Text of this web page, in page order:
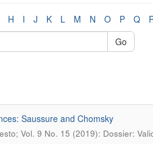
H I J K L M N O P Q
Go
Saussure and Chomsky
Vol. 9 No. 15 (2019): Dossier: